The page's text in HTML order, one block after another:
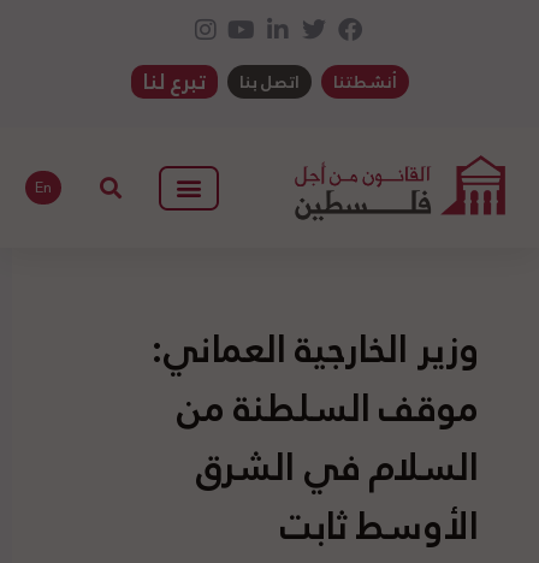
أنشطتنا اتصل بنا تبرع لنا
En
وزير الخارجية العماني:
موقف السلطنة من
السلام في الشرق
الأوسط ثابت